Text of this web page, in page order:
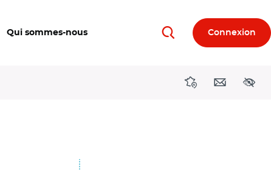
Qui sommes-nous RechercherConnexion
DirectionsContact